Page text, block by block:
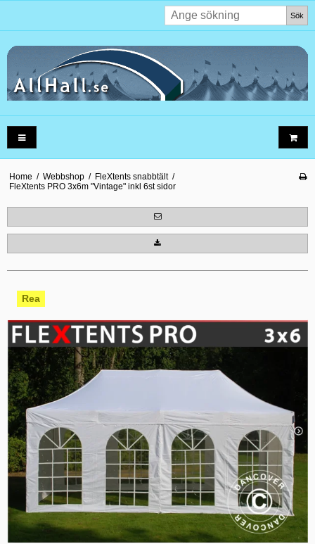
Sök
Home / Webbshop / FleXtents snabbtält /
FleXtents PRO 3x6m "Vintage" inkl 6st sidor
Rea